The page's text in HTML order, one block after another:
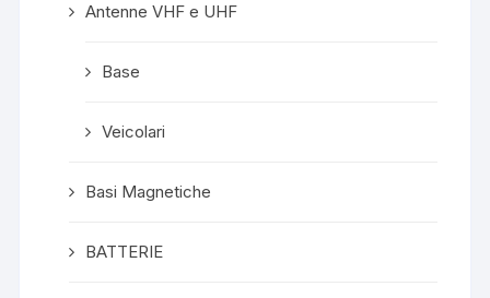
Antenne VHF e UHF
Base
Veicolari
Basi Magnetiche
BATTERIE